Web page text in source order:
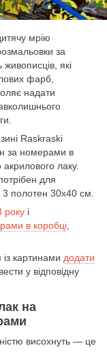
мрію
за
які
фарб,
надати
Raskraski
за номерами в
лаку.
для
3 полотен 30х40 см.
року і
в коробці,
картинами додати
у відповідну
на
висохнуть — це